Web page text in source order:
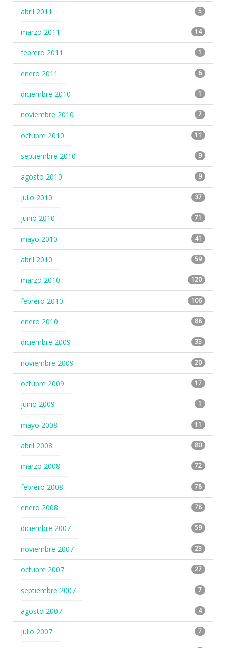
abril 2011 5
marzo 2011 14
febrero 2011 1
enero 2011 6
diciembre 2010 1
noviembre 2010 7
octubre 2010 11
septiembre 2010 9
agosto 2010 9
julio 2010 37
junio 2010 71
mayo 2010 41
abril 2010 59
marzo 2010 120
febrero 2010 106
enero 2010 88
diciembre 2009 33
noviembre 2009 20
octubre 2009 17
junio 2009 1
mayo 2008 11
abril 2008 80
marzo 2008 72
febrero 2008 78
enero 2008 78
diciembre 2007 59
noviembre 2007 23
octubre 2007 27
septiembre 2007 7
agosto 2007 4
julio 2007 7